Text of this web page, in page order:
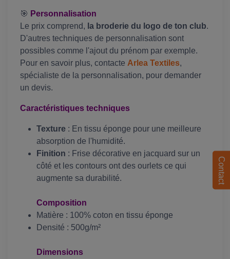
🎯 Personnalisation
Le prix comprend, la broderie du logo de ton club.
D'autres techniques de personnalisation sont
possibles comme l'ajout du prénom par exemple.
Pour en savoir plus, contacte Arlea Textiles,
spécialiste de la personnalisation, pour demander
un devis.
Caractéristiques techniques
Texture : En tissu éponge pour une meilleure
absorption de l'humidité.
Finition : Frise décorative en jacquard sur un
côté et les contours ont des ourlets ce qui
augmente sa durabilité.
Composition
Matière : 100% coton en tissu éponge
Densité : 500g/m²
Dimensions
Contact